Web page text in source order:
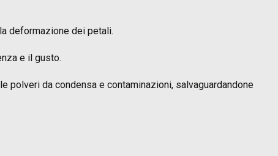
deformazione dei petali.
e il gusto.
polveri da condensa e contaminazioni, salvaguardandone